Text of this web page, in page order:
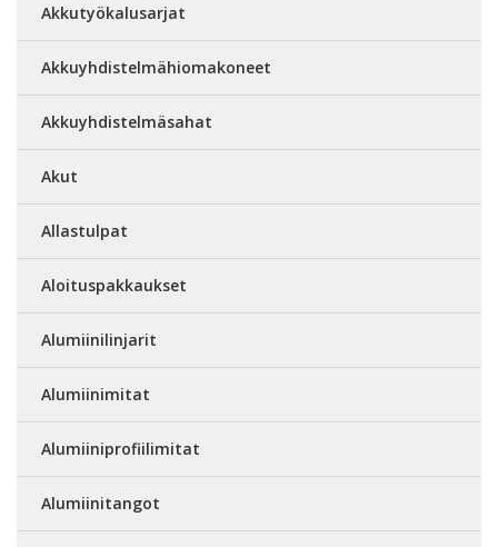
Akkutyökalusarjat
Akkuyhdistelmähiomakoneet
Akkuyhdistelmäsahat
Akut
Allastulpat
Aloituspakkaukset
Alumiinilinjarit
Alumiinimitat
Alumiiniprofiilimitat
Alumiinitangot